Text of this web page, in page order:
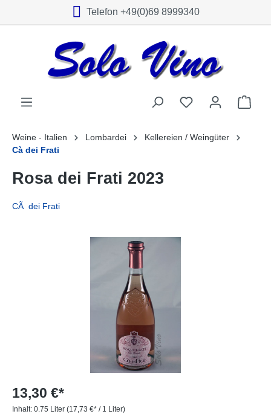
Telefon +49(0)69 8999340
Weine - Italien Lombardei
Kellereien / Weingüter
Cà dei Frati
Rosa dei Frati 2023
CÃ dei Frati
Bildergalerie überspringen
13,30 €*
Inhalt: 0.75 Liter (17,73 €* / 1 Liter)